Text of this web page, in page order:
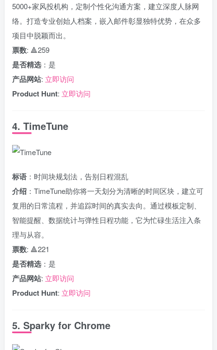
5000+家风投机构，定制个性化沟通方案，建立深度人脉网
络。打造专业创始人档案，嵌入邮件彰显独特优势，在众多
项目中脱颖而出。
票数: 🔺259
是否精选 ：是
产品网站: 立即访问
Product Hunt: 立即访问
4. TimeTune
标语 ：时间块规划法，告别日程混乱
介绍 ：TimeTune助你将一天划分为清晰的时间区块，建立可
复用的日常流程，并追踪时间的真实去向。通过模板定制、
智能提醒、数据统计与弹性日程功能，它为忙碌生活注入条
理与从容。
票数: 🔺221
是否精选 ：是
产品网站: 立即访问
Product Hunt: 立即访问
5. Sparky for Chrome